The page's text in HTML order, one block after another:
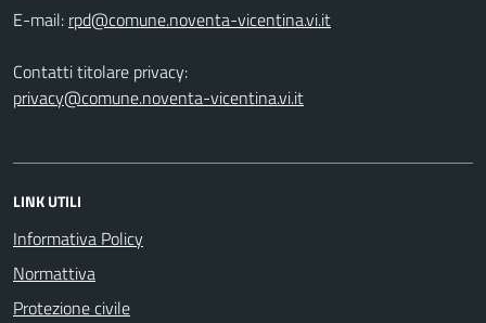
E-mail:
Contatti titolare privacy:
privacy@comune.noventa-vicentina.vi.it
LINK UTILI
Informativa Policy
Normattiva
Protezione civile